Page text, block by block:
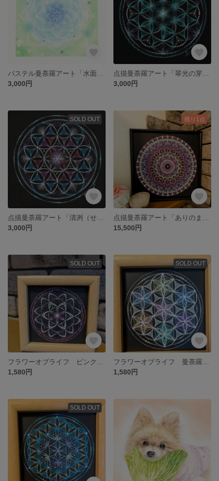
3,000円
3,000円
SOLD OUT
3,000円
残り1点
15,500円
SOLD OUT
1,580円
SOLD OUT
1,580円
SOLD OUT